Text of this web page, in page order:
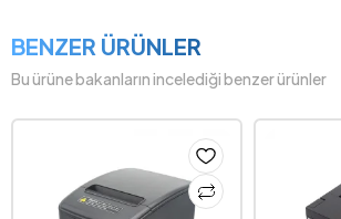
BENZER ÜRÜNLER
Bu ürüne bakanların incelediği benzer ürünler